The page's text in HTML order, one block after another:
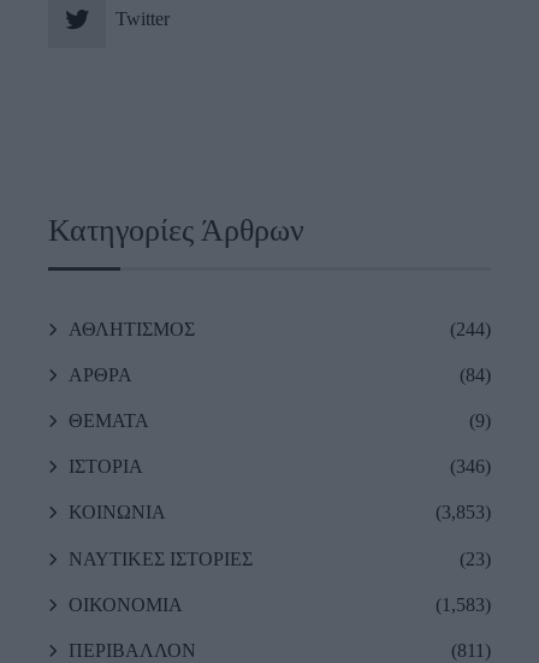
Twitter
Κατηγορίες Άρθρων
ΑΘΛΗΤΙΣΜΟΣ (244)
ΑΡΘΡΑ (84)
ΘΕΜΑΤΑ (9)
ΙΣΤΟΡΙΑ (346)
ΚΟΙΝΩΝΙΑ (3,853)
ΝΑΥΤΙΚΕΣ ΙΣΤΟΡΙΕΣ (23)
ΟΙΚΟΝΟΜΙΑ (1,583)
ΠΕΡΙΒΑΛΛΟΝ (811)